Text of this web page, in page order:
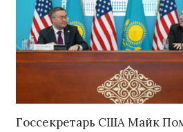
Госсекретарь США Майк